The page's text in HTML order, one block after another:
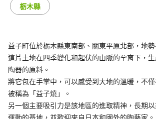
栃木縣
益子町位於栃木縣東南部、關東平原北部，地勢
這片土地在四季變化和起伏的山脈的孕育下，
陶器的原料。
將它包在手掌中，可以感受到大地的溫暖，不
被稱為「益子燒」。
另一個主要吸引力是該地區的進取精神，長期
運動的基地，並歡迎來自日本和國外的陶藝家。